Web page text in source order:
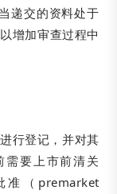
递交的资料处于
增加审查过程中
行登记，并对其
要上市前清关
准（premarket